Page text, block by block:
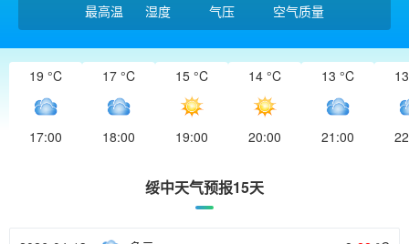
最高温
湿度
气压
空气质量
19 °C
17:00
17 °C
18:00
15 °C
19:00
14 °C
20:00
13 °C
21:00
绥中天气预报15天